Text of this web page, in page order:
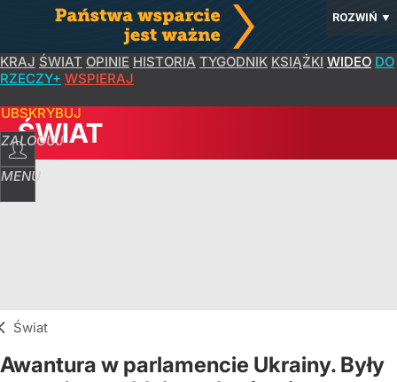
ROZWIŃ ▼
KRAJ ŚWIAT OPINIE HISTORIA TYGODNIK KSIĄŻKI WIDEO DO
RZECZY+ WSPIERAJ
ZALOGUJ
MENU
ŚWIAT
Świat
Awantura w parlamencie Ukrainy. Były